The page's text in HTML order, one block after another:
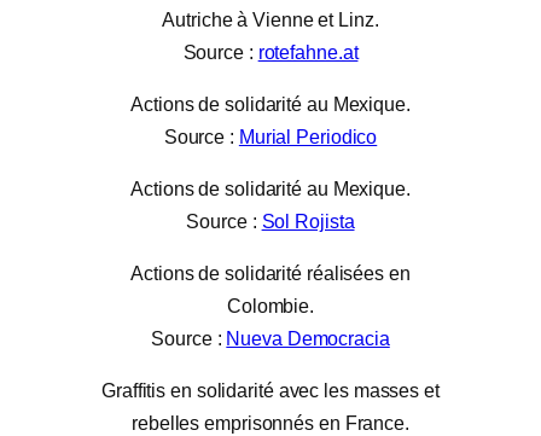
Autriche à Vienne et Linz.
Source : rotefahne.at
Actions de solidarité au Mexique.
Source : Murial Periodico
Actions de solidarité au Mexique.
Source : Sol Rojista
Actions de solidarité réalisées en
Colombie.
Source : Nueva Democracia
Graffitis en solidarité avec les masses et
rebelles emprisonnés en France.